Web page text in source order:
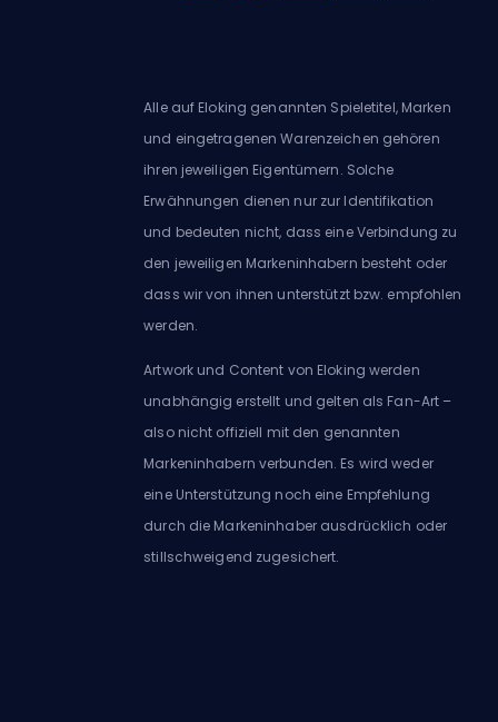
Alle auf Eloking genannten Spieletitel, Marken
und eingetragenen Warenzeichen gehören
ihren jeweiligen Eigentümern. Solche
Erwähnungen dienen nur zur Identifikation
und bedeuten nicht, dass eine Verbindung zu
den jeweiligen Markeninhabern besteht oder
dass wir von ihnen unterstützt bzw. empfohlen
werden.
Artwork und Content von Eloking werden
unabhängig erstellt und gelten als Fan-Art –
also nicht offiziell mit den genannten
Markeninhabern verbunden. Es wird weder
eine Unterstützung noch eine Empfehlung
durch die Markeninhaber ausdrücklich oder
stillschweigend zugesichert.